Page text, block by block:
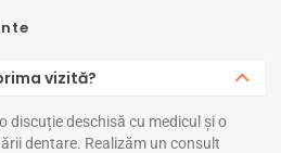
vizită?
discuție deschisă cu medicul și o
dentare. Realizăm un consult